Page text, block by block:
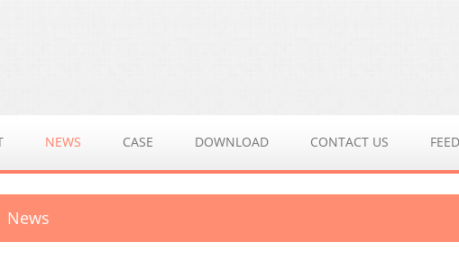
NEWS CASE DOWNLOAD CONTACT US
News